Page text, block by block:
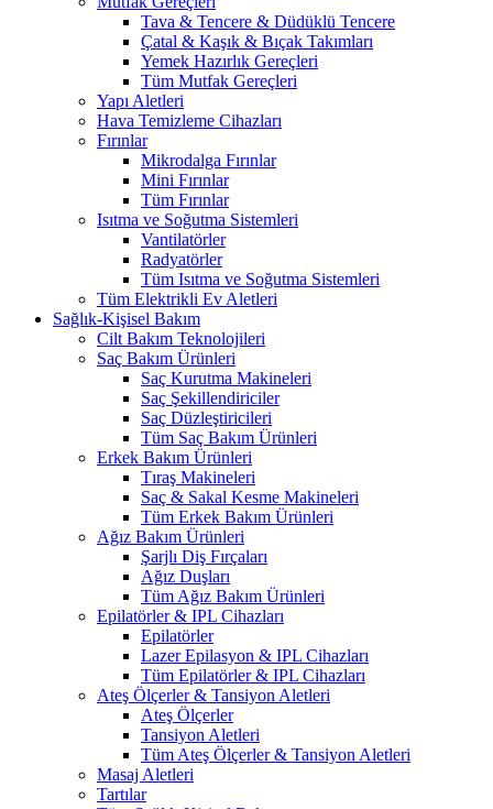
Tava & Tencere & Düdüklü Tencere
Çatal & Kaşık & Bıçak Takımları
Yemek Hazırlık Gereçleri
Tüm Mutfak Gereçleri
Yapı Aletleri
Hava Temizleme Cihazları
Fırınlar
Mikrodalga Fırınlar
Mini Fırınlar
Tüm Fırınlar
Isıtma ve Soğutma Sistemleri
Vantilatörler
Radyatörler
Tüm Isıtma ve Soğutma Sistemleri
Tüm Elektrikli Ev Aletleri
Sağlık-Kişisel Bakım
Cilt Bakım Teknolojileri
Saç Bakım Ürünleri
Saç Kurutma Makineleri
Saç Şekillendiriciler
Saç Düzleştiricileri
Tüm Saç Bakım Ürünleri
Erkek Bakım Ürünleri
Tıraş Makineleri
Saç & Sakal Kesme Makineleri
Tüm Erkek Bakım Ürünleri
Ağız Bakım Ürünleri
Şarjlı Diş Fırçaları
Ağız Duşları
Tüm Ağız Bakım Ürünleri
Epilatörler & IPL Cihazları
Epilatörler
Lazer Epilasyon & IPL Cihazları
Tüm Epilatörler & IPL Cihazları
Ateş Ölçerler & Tansiyon Aletleri
Ateş Ölçerler
Tansiyon Aletleri
Tüm Ateş Ölçerler & Tansiyon Aletleri
Masaj Aletleri
Tartılar